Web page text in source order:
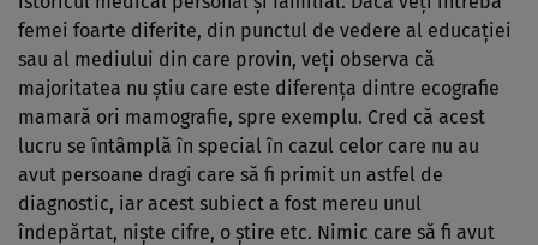
femei foarte diferite, din punctul de vedere al educației
sau al mediului din care provin, veți observa că
majoritatea nu știu care este diferența dintre ecografie
mamară ori mamografie, spre exemplu. Cred că acest
lucru se întâmplă în special în cazul celor care nu au
avut persoane dragi care să fi primit un astfel de
diagnostic, iar acest subiect a fost mereu unul
îndepărtat, niște cifre, o știre etc. Nimic care să fi avut